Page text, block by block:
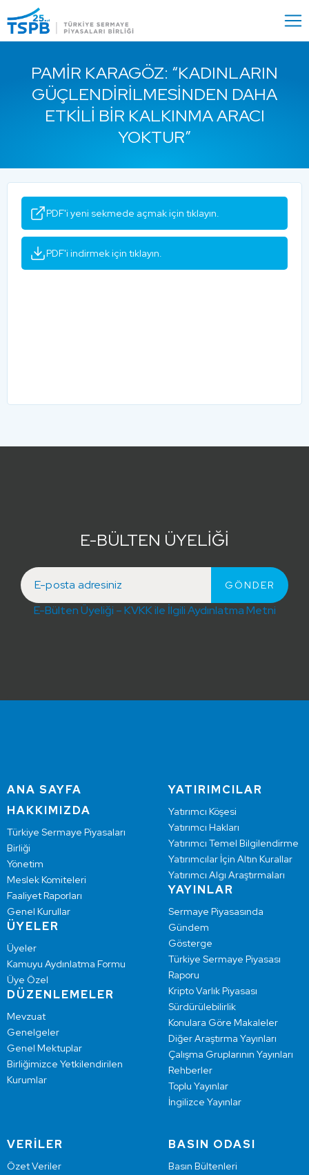
Close
PAMIR KARAGÖZ: “KADINLARIN
GÜÇLENDIRILMESINDEN DAHA
ETKILI BIR KALKINMA ARACI
YOKTUR”
PDF'i yeni sekmede açmak için tıklayın.
PDF'i indirmek için tıklayın.
E-BÜLTEN ÜYELİĞİ
E-Bülten Üyeliği – KVKK ile İlgili Aydınlatma Metni
ANA SAYFA
HAKKIMIZDA
Türkiye Sermaye Piyasaları
Birliği
Yönetim
Meslek Komiteleri
Faaliyet Raporları
Genel Kurullar
ÜYELER
Üyeler
Kamuyu Aydınlatma Formu
Üye Özel
DÜZENLEMELER
Mevzuat
Genelgeler
Genel Mektuplar
Birliğimizce Yetkilendirilen
Kurumlar
YATIRIMCILAR
Yatırımcı Köşesi
Yatırımcı Hakları
Yatırımcı Temel Bilgilendirme
Yatırımcılar İçin Altın Kurallar
Yatırımcı Algı Araştırmaları
YAYINLAR
Sermaye Piyasasında
Gündem
Gösterge
Türkiye Sermaye Piyasası
Raporu
Kripto Varlık Piyasası
Sürdürülebilirlik
Konulara Göre Makaleler
Diğer Araştırma Yayınları
Çalışma Gruplarının Yayınları
Rehberler
Toplu Yayınlar
İngilizce Yayınlar
VERİLER
Özet Veriler
BASIN ODASI
Basın Bültenleri